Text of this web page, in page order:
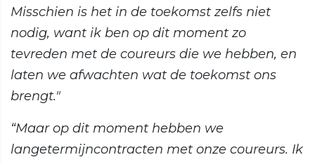
Misschien is het in de toekomst zelfs niet
nodig, want ik ben op dit moment zo
tevreden met de coureurs die we hebben, en
laten we afwachten wat de toekomst ons
brengt."
“Maar op dit moment hebben we
langetermijncontracten met onze coureurs. Ik